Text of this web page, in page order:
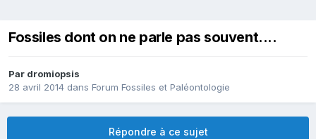
Fossiles dont on ne parle pas souvent....
Par dromiopsis
28 avril 2014 dans Forum Fossiles et Paléontologie
Répondre à ce sujet